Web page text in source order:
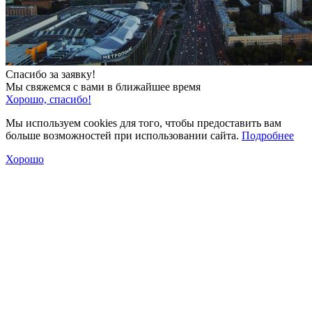
Спасибо за заявку!
Мы свяжемся с вами в ближайшее время
Хорошо, спасибо!
Мы используем cookies для того, чтобы предоставить вам
больше возможностей при использовании сайта. Подробнее
Хорошо